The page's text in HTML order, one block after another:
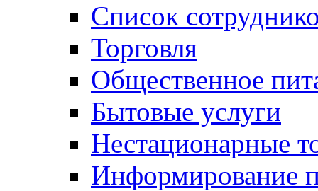
Список
Торговля
Общественное
Бытовые услуги
Нестационарные
Информирование